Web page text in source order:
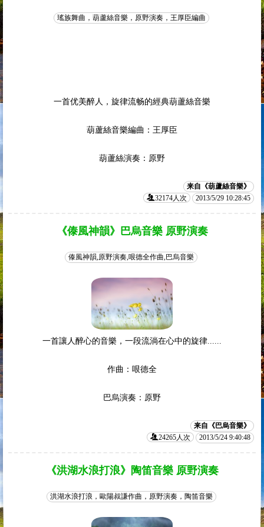
瑤族舞曲，葫蘆絲音樂，原野演奏，王厚臣編曲
一首优美醉人，旋律流畅的經典葫蘆絲音樂
葫蘆絲音樂編曲：王厚臣
葫蘆絲演奏：原野
来自《葫蘆絲音樂》
32174人次 2013/5/29 10:28:45
《傣風神韻》巴烏音樂 原野演奏
傣風神韻,原野演奏,哏德全作曲,巴烏音樂
一首讓人醉心的音樂，一段流淌在心中的旋律......
作曲：哏德全
巴烏演奏：原野
来自《巴烏音樂》
24265人次 2013/5/24 9:40:48
《洪湖水浪打浪》陶笛音樂 原野演奏
洪湖水浪打浪，歐陽叔謙作曲，原野演奏，陶笛音樂